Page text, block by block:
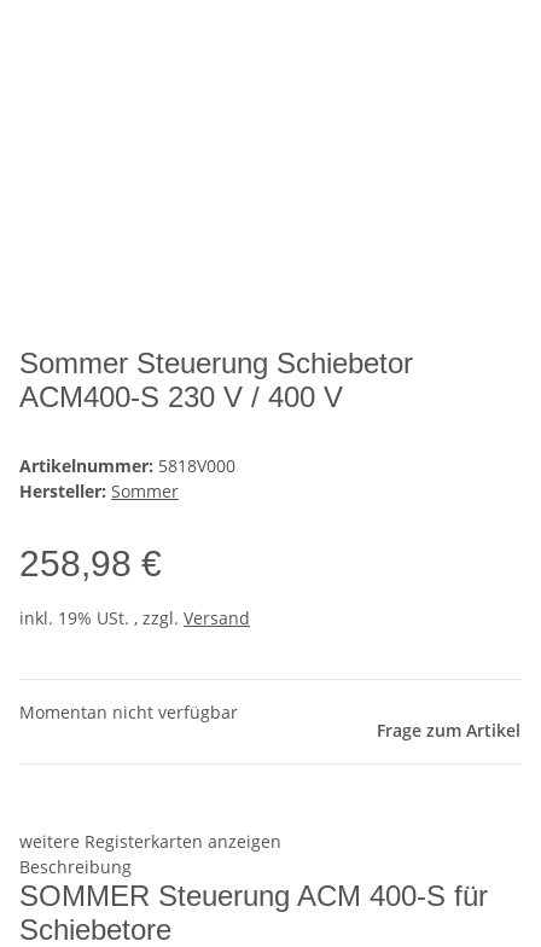
Sommer Steuerung Schiebetor
ACM400-S 230 V / 400 V
Artikelnummer: 5818V000
Hersteller: Sommer
258,98 €
inkl. 19% USt. , zzgl. Versand
Momentan nicht verfügbar
Frage zum Artikel
weitere Registerkarten anzeigen
Beschreibung
SOMMER Steuerung ACM 400-S für
Schiebetore